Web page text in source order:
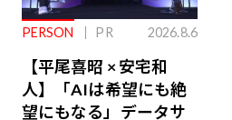
PERSON PR 2026.8.6
【平尾喜昭 × 安宅和
人】「AIは希望にも絶
望にもなる」データサ